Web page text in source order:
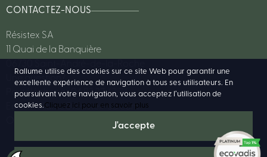
Rallume utilise des cookies sur ce site Web pour garantir une
excellente expérience de navigation à tous ses utilisateurs. En
poursuivant votre navigation, vous acceptez l’utilisation de
cookies.Cliquez ici pour en savoir plus
CONTACTEZ-NOUS
Résistex SA
11 Quai de la Banquière
Une question?
Par téléphone : 04 93 27 62 76
Email :rallume@resistex-sa.com